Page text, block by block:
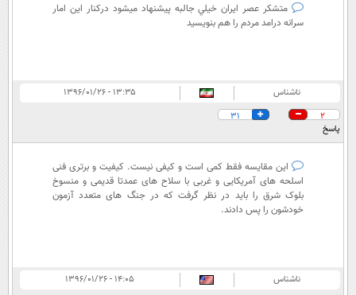
متشكر عصر ايران خيلي جالبه پيشنهاد ميشود دركنار اين امار
سرانه درامد مردم را هم بنويسيد
ناشناس
۱۳:۳۵ - ۱۳۹۶/۰۱/۲۶
2
31
پاسخ
این مقایسه فقط کمی است و کیفی نیست. کیفیت و برتری فنی
اسلحه های آمریکایی و غربی با سلاح های عمدتا قدیمی و منسوخ
بلوک شرق را باید در نظر گرفت که در جنگ های متعدد آزمون
خودشون را پس دادند.
ناشناس
۱۴:۰۵ - ۱۳۹۶/۰۱/۲۶